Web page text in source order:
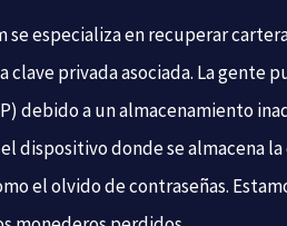
se especializa en recuperar
clave privada asociada. La gente
debido a un almacenamiento
dispositivo donde se almacena
el olvido de contraseñas.